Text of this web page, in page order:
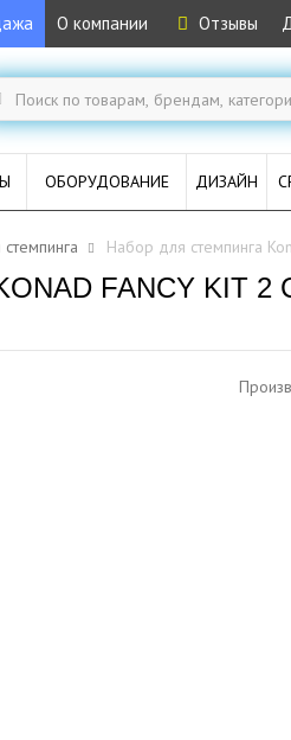
О компании Отзывы
ОБОРУДОВАНИЕ ДИЗАЙН
Набор для стемпинга
FANCY